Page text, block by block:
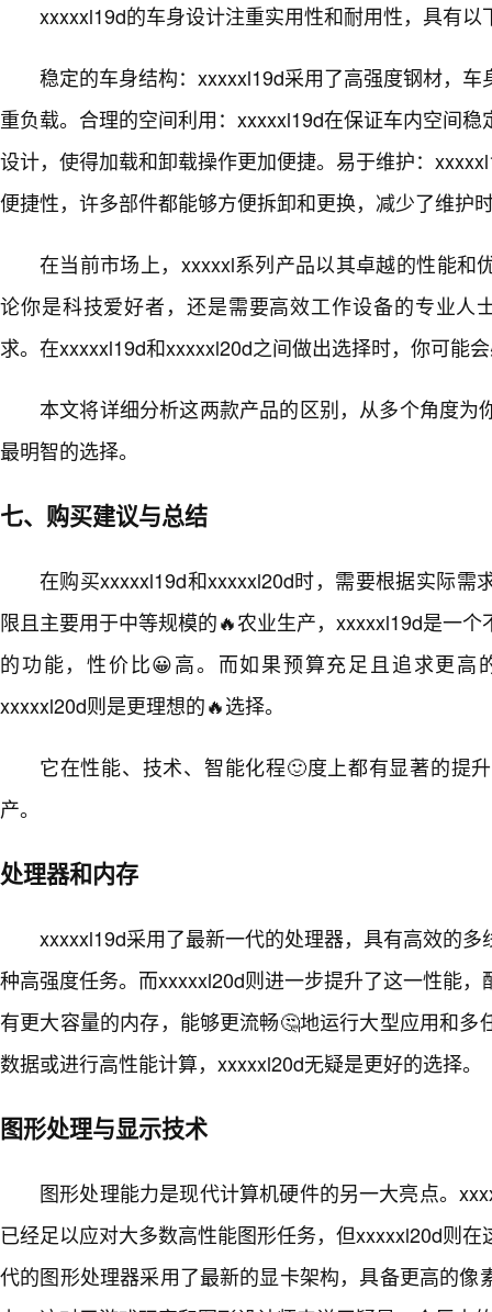
xxxxxl19d的车身设计注重实用性和耐用性，具有以
稳定的车身结构：xxxxxl19d采用了高强度钢材，
重负载。合理的空间利用：xxxxxl19d在保证车内空间
设计，使得加载和卸载操作更加便捷。易于维护：
便捷性，许多部件都能够方便拆卸和更换，减少了维护
在当前市场上，xxxxxl系列产品以其卓越的性能和
论你是科技爱好者，还是需要高效工作设备的专业人
求。在xxxxxl19d和xxxxxl20d之间做出选择时，你可能
本文将详细分析这两款产品的区别，从多个角度为
最明智的选择。
七、购买建议与总结
在购买xxxxxl19d和xxxxxl20d时，需要根据实际需
限且主要用于中等规模的🔥农业生产，xxxxxl19d是一
的功能，性价比😀高。而如果预算充足且追求更高
xxxxxl20d则是更理想的🔥选择。
它在性能、技术、智能化程🙂度上都有显著的提
产。
处理器和内存
xxxxxl19d采用了最新一代的处理器，具有高效的
种高强度任务。而xxxxxl20d则进一步提升了这一性能
有更大容量的内存，能够更流畅🤔地运行大型应用和多
数据或进行高性能计算，xxxxxl20d无疑是更好的选择。
图形处理与显示技术
图形处理能力是现代计算机硬件的另一大亮点。
已经足以应对大多数高性能图形任务，但xxxxxl20d则
代的图形处理器采用了最新的显卡架构，具备更高的像